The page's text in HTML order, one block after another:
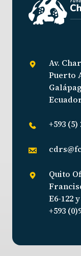
Av.
Puerto
+593 (5)
Quito
E6-122
+593